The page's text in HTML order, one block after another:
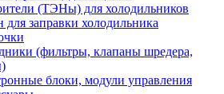
(ТЭНы) для холодильников
для заправки холодильника
(фильтры, клапаны шредера,
блоки, модули управления